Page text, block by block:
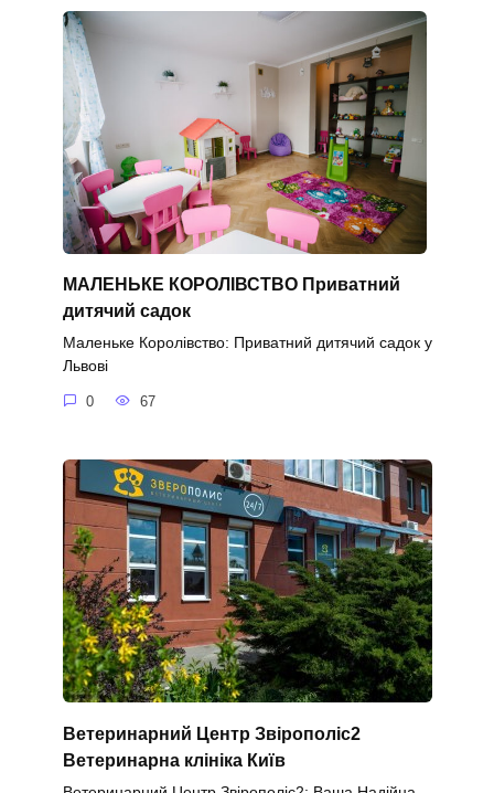
МАЛЕНЬКЕ КОРОЛІВСТВО Приватний
дитячий садок
Маленьке Королівство: Приватний дитячий садок у
Львові
0 67
Ветеринарний Центр Звірополіс2
Ветеринарна клініка Київ